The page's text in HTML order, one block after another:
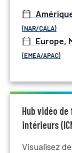
(NAR/CALA)
Europe,
(EMEA/APAC)
Hub vidéo
intérieurs
Visualisez